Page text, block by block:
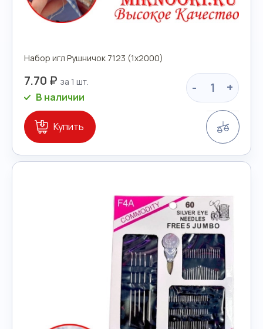
Набор игл Рушничок 7123 (1х2000)
7.70 ₽ - +
В наличии
Купить